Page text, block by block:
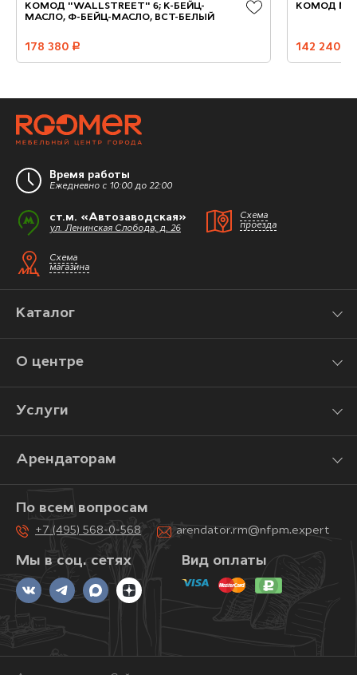
КОМОД "WALLSTREET" 6; К-БЕЙЦ-
МАСЛО, Ф-БЕЙЦ-МАСЛО, ВСТ-БЕЛЫЙ
178 380 руб.
КОМОД №3
142 240
Время работы
Ежедневно с 10:00 до 22:00
ст.м. «Автозаводская»
ул. Ленинская Слобода, д. 26
Схема
проезда
Схема
магазина
Каталог
О центре
Услуги
Арендаторам
Мы в соц. сетях
По всем вопросам
+7 (495) 568-0-568 arendator.rm@nfpm.expert
Вид оплаты